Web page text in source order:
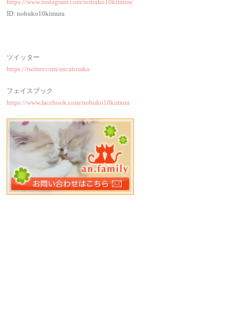
https://www.instagram.com/nobuko10kimura/
ID: nobuko10kimura
ツイッター
https://twitter.com/ancatosaka
フェイスブック
https://www.facebook.com/nobuko10kimura